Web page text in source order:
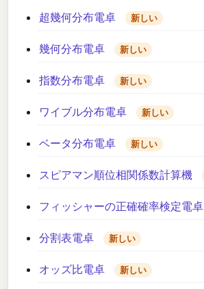
超幾何分布電卓 新しい
幾何分布電卓 新しい
指数分布電卓 新しい
ワイブル分布電卓 新しい
ベータ分布電卓 新しい
スピアマン順位相関係数計算機
フィッシャーの正確確率検定電卓
分割表電卓 新しい
オッズ比電卓 新しい